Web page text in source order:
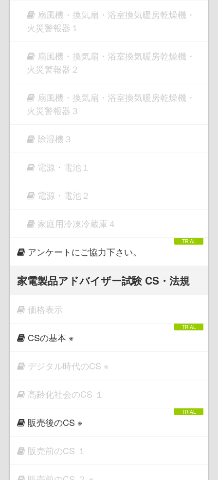
扇風機・換気扇・浴室換気暖房乾燥機・
火災警報器１
扇風機・換気扇・浴室換気暖房乾燥機・
火災警報器２
扇風機・換気扇・浴室換気暖房乾燥機・
火災警報器３
除湿機３
電源・電池１
電源・電池２
家庭用冷凍冷蔵庫４
アンケートにご協力下さい。
家電製品アドバイザー試験 CS・法規
価格表示
CSの基本 ※
デジタル時代のCS ※
高齢化社会のCS １
販売後のCS ※
販売前のCS １